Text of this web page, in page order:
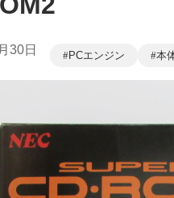
30日 PCエンジン 本